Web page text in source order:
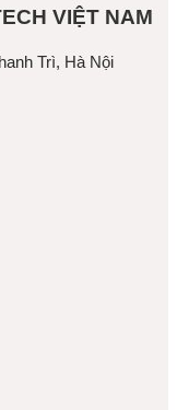
VIỆT NAM
Trì, Hà Nội